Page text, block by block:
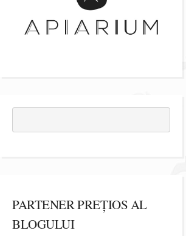
PARTENER PREȚIOS AL
BLOGULUI